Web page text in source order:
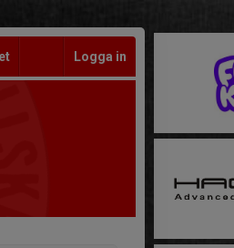
Logga in